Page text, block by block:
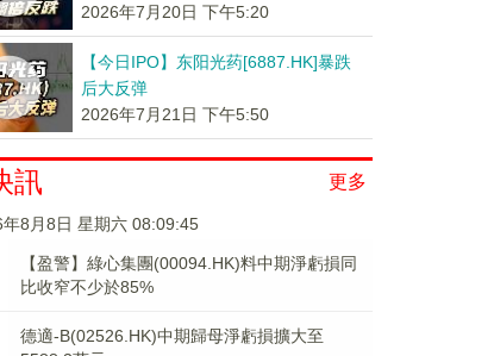
2026年7月20日 下午5:20
【今日IPO】东阳光药[6887.HK]暴跌
后大反弹
2026年7月21日 下午5:50
更多
訊
年8月8日 星期六 08:09:45
【盈警】綠心集團(00094.HK)料中期淨虧損同
比收窄不少於85%
德適-B(02526.HK)中期歸母淨虧損擴大至